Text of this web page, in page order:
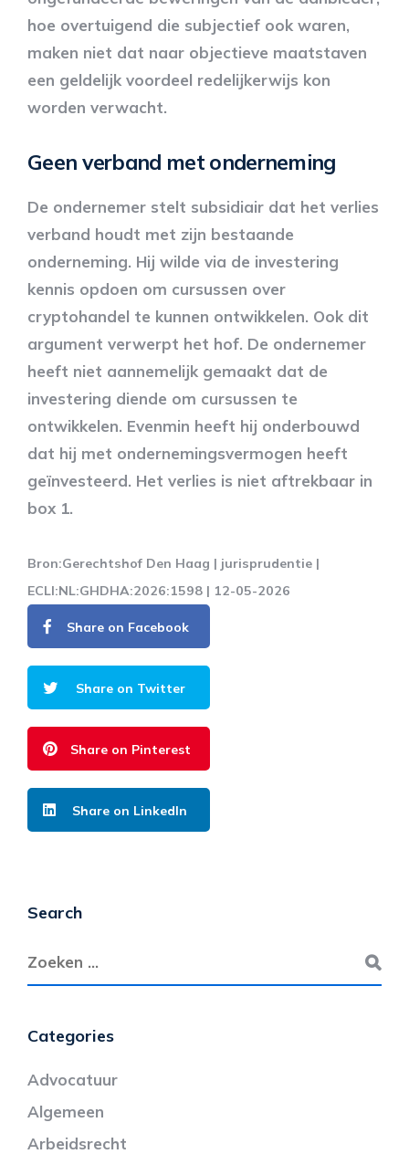
hoe overtuigend die subjectief ook waren,
maken niet dat naar objectieve maatstaven
een geldelijk voordeel redelijkerwijs kon
worden verwacht.
Geen verband met onderneming
De ondernemer stelt subsidiair dat het verlies
verband houdt met zijn bestaande
onderneming. Hij wilde via de investering
kennis opdoen om cursussen over
cryptohandel te kunnen ontwikkelen. Ook dit
argument verwerpt het hof. De ondernemer
heeft niet aannemelijk gemaakt dat de
investering diende om cursussen te
ontwikkelen. Evenmin heeft hij onderbouwd
dat hij met ondernemingsvermogen heeft
geïnvesteerd. Het verlies is niet aftrekbaar in
box 1.
Bron:Gerechtshof Den Haag | jurisprudentie |
ECLI:NL:GHDHA:2026:1598 | 12-05-2026
Share on Facebook
Share on Twitter
Share on Pinterest
Share on LinkedIn
Search
Categories
Advocatuur
Algemeen
Arbeidsrecht